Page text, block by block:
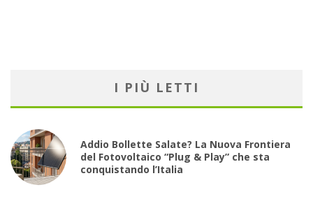
I PIÙ LETTI
Addio Bollette Salate? La Nuova Frontiera
del Fotovoltaico “Plug & Play” che sta
conquistando l’Italia